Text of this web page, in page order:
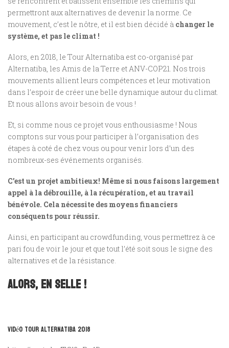
permettront aux alternatives de devenir la norme. Ce
mouvement, c’est le nôtre, et il est bien décidé à changer le
système, et pas le climat !
Alors, en 2018, le Tour Alternatiba est co-organisé par
Alternatiba, les Amis de la Terre et ANV-COP21. Nos trois
mouvements allient leurs compétences et leur motivation
dans l’espoir de créer une belle dynamique autour du climat.
Et nous allons avoir besoin de vous !
Et, si comme nous ce projet vous enthousiasme ! Nous
comptons sur vous pour participer à l’organisation des
étapes à coté de chez vous ou pour venir lors d’un des
nombreux-ses événements organisés.
C’est un projet ambitieux! Même si nous faisons largement
appel à la débrouille, à la récupération, et au travail
bénévole. Cela nécessite des moyens financiers
conséquents pour réussir.
Ainsi, en participant au crowdfunding, vous permettrez à ce
pari fou de voir le jour et que tout l’été soit sous le signe des
alternatives et de la résistance.
Alors, en selle !
Vidéo Tour alternatiba 2018